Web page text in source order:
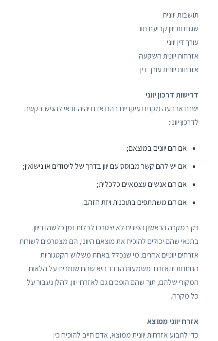
תושבות יוונית
שגרירות יוון קביעת תור
עורך דין יווני
אזרחות יוונית השקעה
אזרחות יוונית עורך דין
דרישות דרכון יווני
ישנם ארבעה מקרים עיקריים בהם אדם יהיה זכאי להגיש בקשה
לדרכון יווני:
אם הם יוונים במוצאם;
אם יש להם קשר מבוסס עם יוון בדרך של לימודים או נישואין;
אם הם אנשים עצמאיים כלכלית;
אם הם משתתפים בתוכנית ויזת הזהב.
רק במקרה הראשון הפונים לא יצטרכו לבלות זמן כלשהו ביוון.
בתנאי שהם יכולים להוכיח את מוצאם היווני, הם מצטרפים לשורות
אזרחים יווניים אחרים. מי שנכלל באחת משלוש הקטגוריות
הנותרות יתאזרח. משמעות הדבר היא שהם שומרים על הלאום
המקורי שלהם, תוך שהם הופכים גם לאזרחי יוון. להלן נעבור על
כל מקרה.
אזרח יווני ממוצא
כדי לתבוע אזרחות יוונית ממוצא, אדם חייב להוכיח כי: